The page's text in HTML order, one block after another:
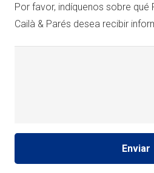
Por favor, indíquenos sobre qué
Cailà & Parés desea recibir